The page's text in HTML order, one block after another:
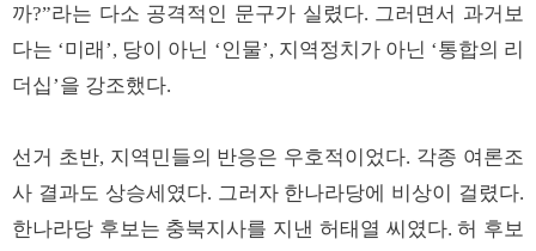
까?”라는 다소 공격적인 문구가 실렸다. 그러면서 과거보
다는 ‘미래’, 당이 아닌 ‘인물’, 지역정치가 아닌 ‘통합의 리
더십’을 강조했다.
선거 초반, 지역민들의 반응은 우호적이었다. 각종 여론조
사 결과도 상승세였다. 그러자 한나라당에 비상이 걸렸다.
한나라당 후보는 충북지사를 지낸 허태열 씨였다. 허 후보